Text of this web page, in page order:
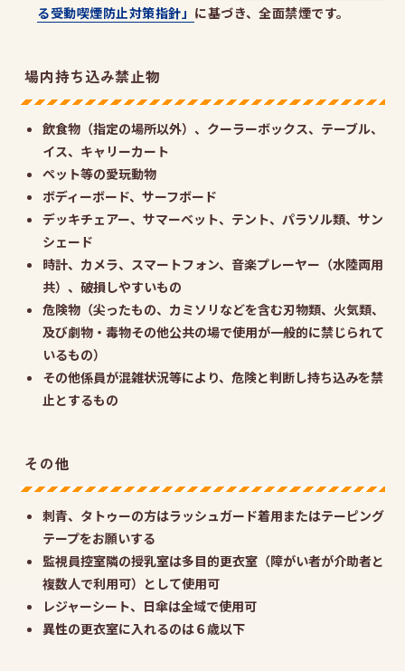
る受動喫煙防止対策指針」 に基づき、全面禁煙です。
場内持ち込み禁止物
飲食物（指定の場所以外）、クーラーボックス、テーブル、
イス、キャリーカート
ペット等の愛玩動物
ボディーボード、サーフボード
デッキチェアー、サマーベット、テント、パラソル類、サン
シェード
時計、カメラ、スマートフォン、音楽プレーヤー（水陸両用
共）、破損しやすいもの
危険物（尖ったもの、カミソリなどを含む刃物類、火気類、
及び劇物・毒物その他公共の場で使用が一般的に禁じられて
いるもの）
その他係員が混雑状況等により、危険と判断し持ち込みを禁
止とするもの
その他
刺青、タトゥーの方はラッシュガード着用またはテーピング
テープをお願いする
監視員控室隣の授乳室は多目的更衣室（障がい者が介助者と
複数人で利用可）として使用可
レジャーシート、日傘は全域で使用可
異性の更衣室に入れるのは６歳以下